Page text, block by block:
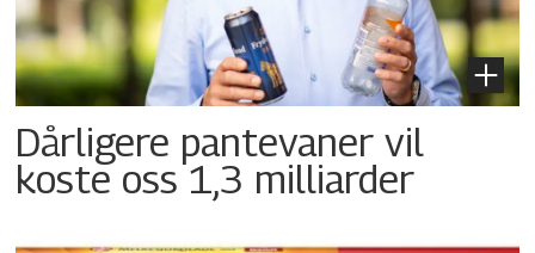
Dårligere pantevaner vil
koste oss 1,3 milliarder